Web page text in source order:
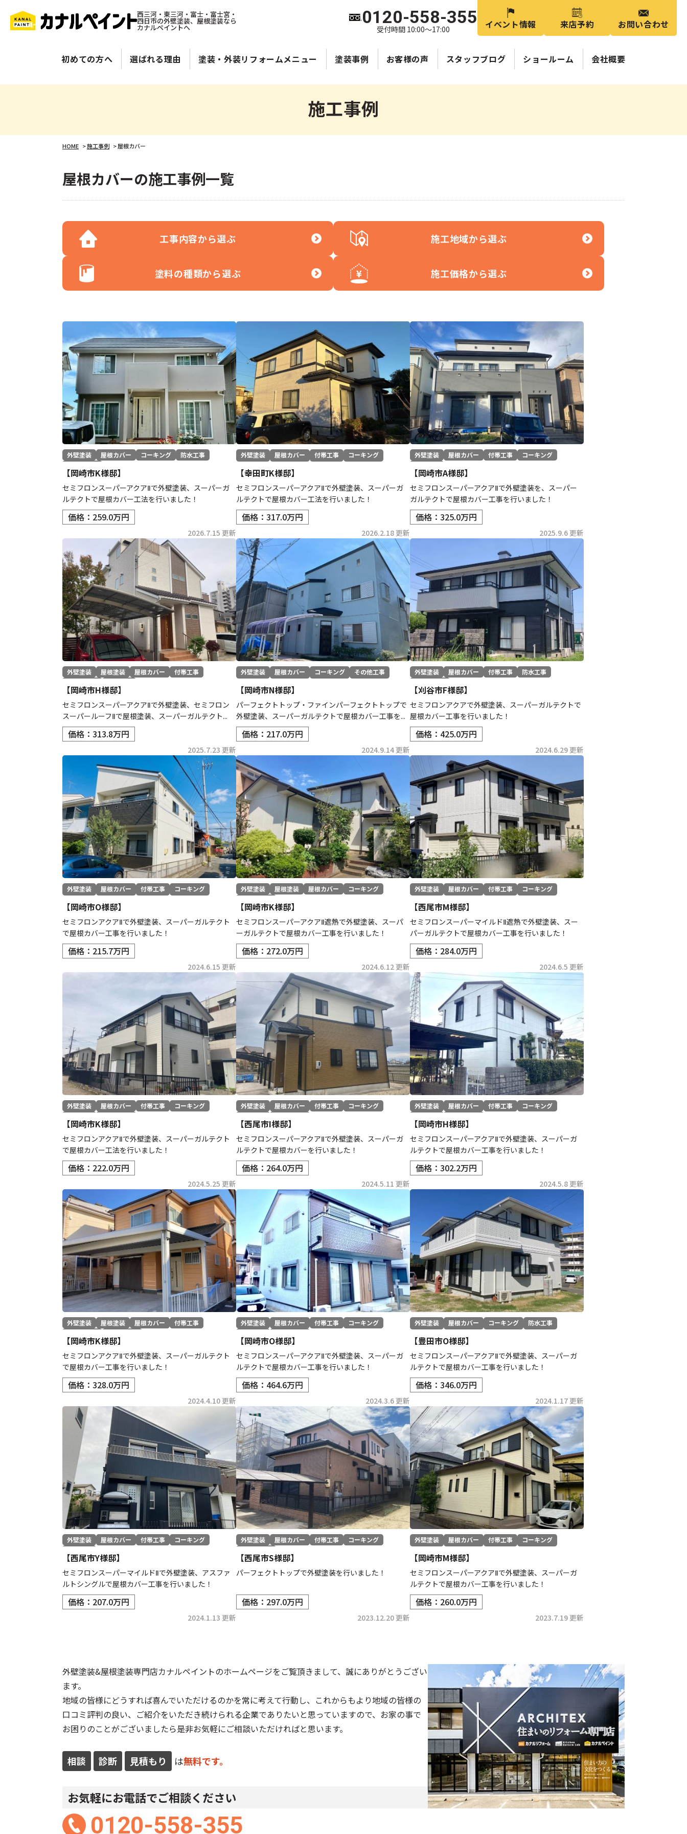
西三河・東三河・富士・富士宮・
四日市の外壁塗装、屋根塗装なら
カナルペイントへ 0120-558-355
受付時間 10:00～17:00 イベント情報 来店予約 お問い合わせ
初めての方へ 選ばれる理由 塗装・外装リフォームメニュー 塗装事例 お客様の声 スタッフブログ ショールーム 会社概要
施工事例
HOME >施工事例 >屋根カバー
屋根カバーの施工事例一覧
工事内容から選ぶ 施工地域から選ぶ
塗料の種類から選ぶ 施工価格から選ぶ
外壁塗装 屋根カバー コーキング
防水工事
【岡崎市K様邸】
セミフロンスーパーアクアⅡで外壁塗装、スーパーガ
ルテクトで屋根カバー工法を行いました！
価格：259.0万円
2026.7.15 更新
外壁塗装 屋根カバー 付帯工事 コーキング
【幸田町K様邸】
セミフロンスーパーアクアⅡで外壁塗装、スーパーガ
ルテクトで屋根カバー工法を行いました！
価格：317.0万円
2026.2.18 更新
外壁塗装 屋根カバー 付帯工事
コーキング
【岡崎市A様邸】
セミフロンスーパーアクアⅡで外壁塗装を、スーパー
ガルテクトで屋根カバー工事を行いました！
価格：325.0万円
2025.9.6 更新
外壁塗装 屋根塗装 屋根カバー
付帯工事
【岡崎市H様邸】
セミフロンスーパーアクアⅡで外壁塗装、セミフロン
スーパールーフⅡで屋根塗装、スーパーガルテクト...
価格：313.8万円
2025.7.23 更新
外壁塗装 屋根カバー コーキング その他工事
【岡崎市N様邸】
パーフェクトトップ・ファインパーフェクトトップで
外壁塗装、スーパーガルテクトで屋根カバー工事を...
価格：217.0万円
2024.9.14 更新
外壁塗装 屋根カバー 付帯工事
防水工事
【刈谷市F様邸】
セミフロンアクアで外壁塗装、スーパーガルテクトで
屋根カバー工事を行いました！
価格：425.0万円
2024.6.29 更新
外壁塗装 屋根カバー 付帯工事 コーキング
【岡崎市O様邸】
セミフロンアクアⅡで外壁塗装、スーパーガルテクト
で屋根カバー工事を行いました！
価格：215.7万円
2024.6.15 更新
外壁塗装 屋根塗装 屋根カバー
コーキング
【岡崎市K様邸】
セミフロンスーパーアクアⅡ遮熱で外壁塗装、スーパ
ーガルテクトで屋根カバー工事を行いました！
価格：272.0万円
2024.6.12 更新
外壁塗装 屋根カバー 付帯工事 コーキング
【西尾市M様邸】
セミフロンスーパーマイルドⅡ遮熱で外壁塗装、スー
パーガルテクトで屋根カバー工事を行いました！
価格：284.0万円
2024.6.5 更新
外壁塗装 屋根カバー 付帯工事
コーキング
【岡崎市K様邸】
セミフロンアクアⅡで外壁塗装、スーパーガルテクト
で屋根カバー工法を行いました！
価格：222.0万円
2024.5.25 更新
外壁塗装 屋根カバー 付帯工事
コーキング
【西尾市I様邸】
セミフロンスーパーアクアⅡで外壁塗装、スーパーガ
ルテクトで屋根カバーを行いました！
価格：264.0万円
2024.5.11 更新
外壁塗装 屋根カバー 付帯工事
コーキング
【岡崎市H様邸】
セミフロンスーパーアクアⅡで外壁塗装、スーパーガ
ルテクトで屋根カバー工事を行いました！
価格：302.2万円
2024.5.8 更新
外壁塗装 屋根塗装 屋根カバー
付帯工事
【岡崎市K様邸】
セミフロンアクアⅡで外壁塗装、スーパーガルテクト
で屋根カバー工事を行いました！
価格：328.0万円
2024.4.10 更新
外壁塗装 屋根カバー 付帯工事
コーキング
【岡崎市O様邸】
セミフロンスーパーアクアⅡで外壁塗装、スーパーガ
ルテクトで屋根カバー工事を行いました！
価格：464.6万円
2024.3.6 更新
外壁塗装 屋根カバー コーキング 防水工事
【豊田市O様邸】
セミフロンスーパーアクアⅡで外壁塗装、スーパーガ
ルテクトで屋根カバー工事を行いました！
価格：346.0万円
2024.1.17 更新
外壁塗装 屋根カバー 付帯工事
コーキング
【西尾市Y様邸】
セミフロンスーパーマイルドⅡで外壁塗装、アスファ
ルトシングルで屋根カバー工事を行いました！
価格：207.0万円
2024.1.13 更新
外壁塗装 屋根カバー 付帯工事
コーキング
【西尾市S様邸】
パーフェクトトップで外壁塗装を行いました！
価格：297.0万円
2023.12.20 更新
外壁塗装 屋根カバー 付帯工事 コーキング
【岡崎市M様邸】
セミフロンスーパーアクアⅡで外壁塗装、スーパーガ
ルテクトで屋根カバー工事を行いました！
価格：260.0万円
2023.7.19 更新
外壁塗装&屋根塗装専門店カナルペイントのホームページをご覧頂きまして、誠にありがとうござい
ます。
地域の皆様にどうすれば喜んでいただけるのかを常に考えて行動し、これからもより地域の皆様の
口コミ評判の良い、ご紹介をいただき続けられる企業でありたいと思っていますので、お家の事で
お困りのことがございましたら是非お気軽にご相談いただければと思います。
相談 診断 見積もり は無料です。
お気軽にお電話でご相談ください
0120-558-355